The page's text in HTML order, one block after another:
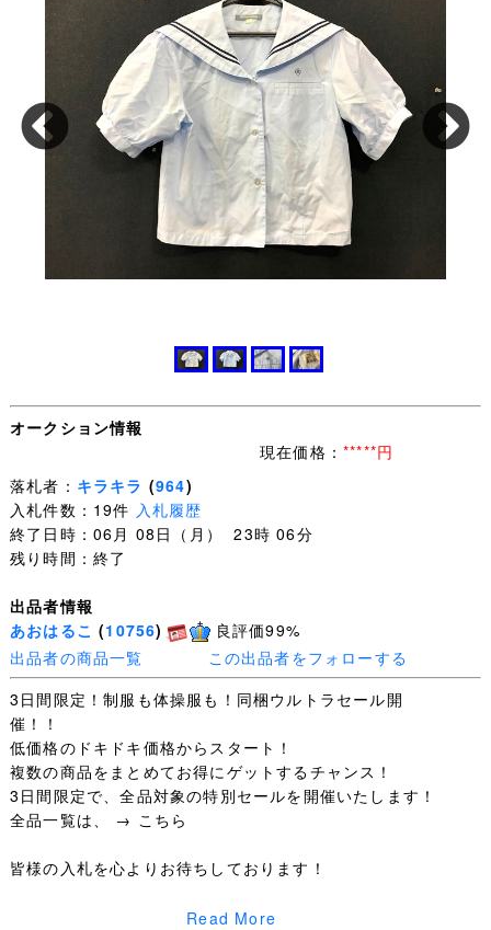
オークション情報
現在価格： *****円
落札者： キラキラ (964)
入札件数：19件 入札履歴
終了日時：06月 08日（月） 23時 06分
残り時間：終了
出品者情報
あおはるこ (10756)
良評価99%
出品者の商品一覧
この出品者をフォローする
3日間限定！制服も体操服も！同梱ウルトラセール開
催！！
低価格のドキドキ価格からスタート！
複数の商品をまとめてお得にゲットするチャンス！
3日間限定で、全品対象の特別セールを開催いたします！
全品一覧は、 → こちら
皆様の入札を心よりお待ちしております！
Read More